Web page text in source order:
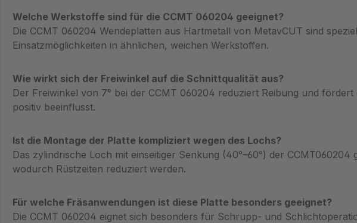
Welche Werkstoffe sind für die CCMT 060204 geeignet?
Die CCMT 060204 Wendeplatten aus Hartmetall von MetavCUT sind
Einsatzmöglichkeiten in ähnlichen, weichen Werkstoffen.
Wie wirkt sich der Freiwinkel auf die Schnittqualität aus?
Der Freiwinkel von 7° bei der CCMT 060204 reduziert Reibung und
positiv beeinflusst.
Ist die Montage der Platte kompliziert wegen des Lochs?
Das zylindrische Loch mit einseitiger Senkung (40°–60°) der
wodurch Rüstzeiten reduziert werden.
Für welche Fräsanwendungen ist diese Platte besonders geeignet?
Die CCMT 060204 eignet sich besonders für Schrupp- und